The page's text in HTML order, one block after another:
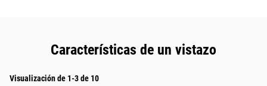
Características de un vistazo
Visualización de 1-3 de 10